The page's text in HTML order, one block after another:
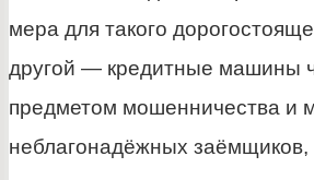
мера для такого
другой — кредитные машины
предметом мошенничества и
неблагонадёжных заёмщиков,